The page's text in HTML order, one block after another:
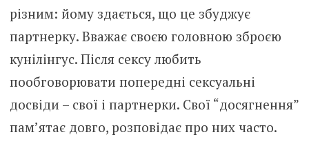
різним: йому здається, що це збуджує
партнерку. Вважає своєю головною зброєю
кунілінгус. Після сексу любить
пообговорювати попередні сексуальні
досвіди – свої і партнерки. Свої “досягнення”
пам’ятає довго, розповідає про них часто.